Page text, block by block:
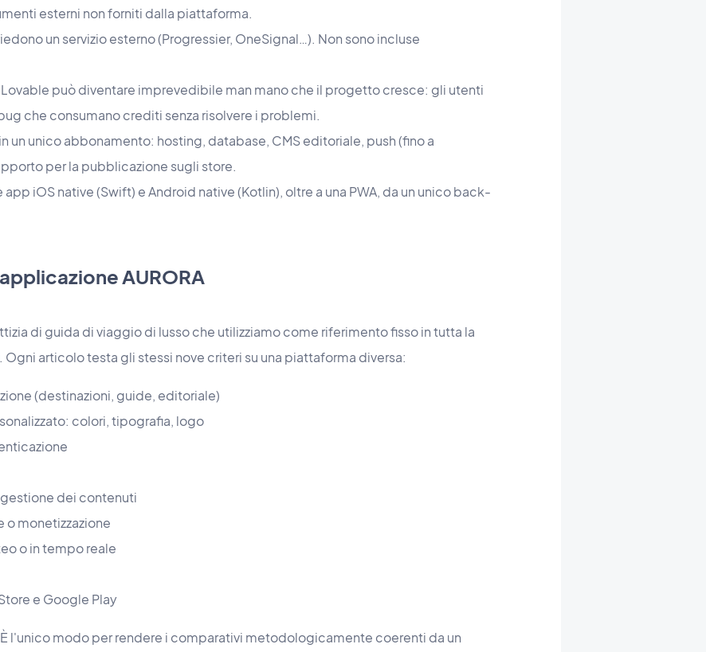
esterni non forniti dalla piattaforma.
un servizio esterno (Progressier, OneSignal…). Non sono incluse
può diventare imprevedibile man mano che il progetto cresce: gli utenti
che consumano crediti senza risolvere i problemi.
un unico abbonamento: hosting, database, CMS editoriale, push (fino a
per la pubblicazione sugli store.
iOS native (Swift) e Android native (Kotlin), oltre a una PWA, da un unico back-
AURORA
di guida di viaggio di lusso che utilizziamo come riferimento fisso in tutta la
. Ogni articolo testa gli stessi nove criteri su una piattaforma diversa:
(destinazioni, guide, editoriale)
colori, tipografia, logo
dei contenuti
monetizzazione
o in tempo reale
e Google Play
l'unico modo per rendere i comparativi metodologicamente coerenti da un